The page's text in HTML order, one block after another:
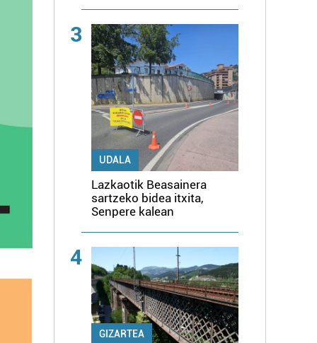
3
UDALA
Lazkaotik Beasainera
sartzeko bidea itxita,
Senpere kalean
4
GIZARTEA